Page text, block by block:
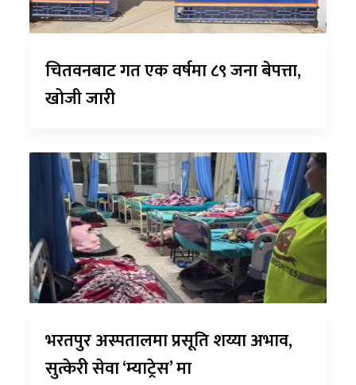
चितवनबाट गत एक वर्षमा ८९ जना बेपत्ता,
खोजी जारी
भरतपुर अस्पतालमा प्रसूति शय्या अभाव,
सुत्केरी सेवा ‘म्याट्रेस’ मा